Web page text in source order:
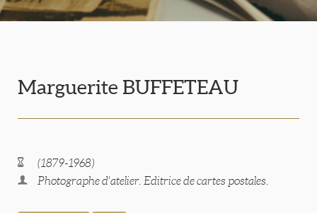
Marguerite BUFFETEAU
(1879-1968)
Photographe d'atelier. Editrice de cartes postales.